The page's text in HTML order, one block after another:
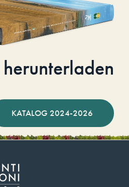
KATALOG 2024-2026